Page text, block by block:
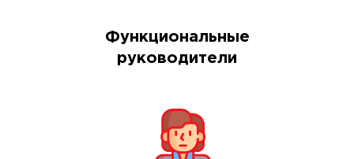
Функциональные
руководители